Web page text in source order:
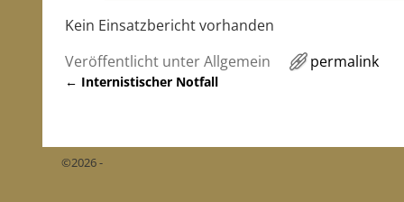
Kein Einsatzbericht vorhanden
Veröffentlicht unterAllgemein permalink
← Internistischer Notfall
©2026 -